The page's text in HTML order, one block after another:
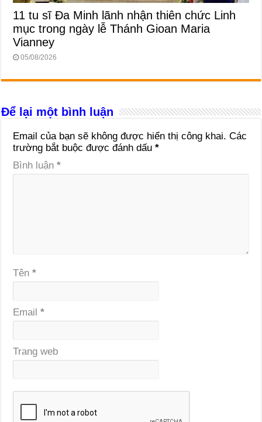
11 tu sĩ Đa Minh lãnh nhận thiên chức Linh
mục trong ngày lễ Thánh Gioan Maria
Vianney
05/08/2026
Để lại một bình luận
Email của bạn sẽ không được hiển thị công khai. Các
trường bắt buộc được đánh dấu*
Bình luận*
Tên*
Email*
Trang web